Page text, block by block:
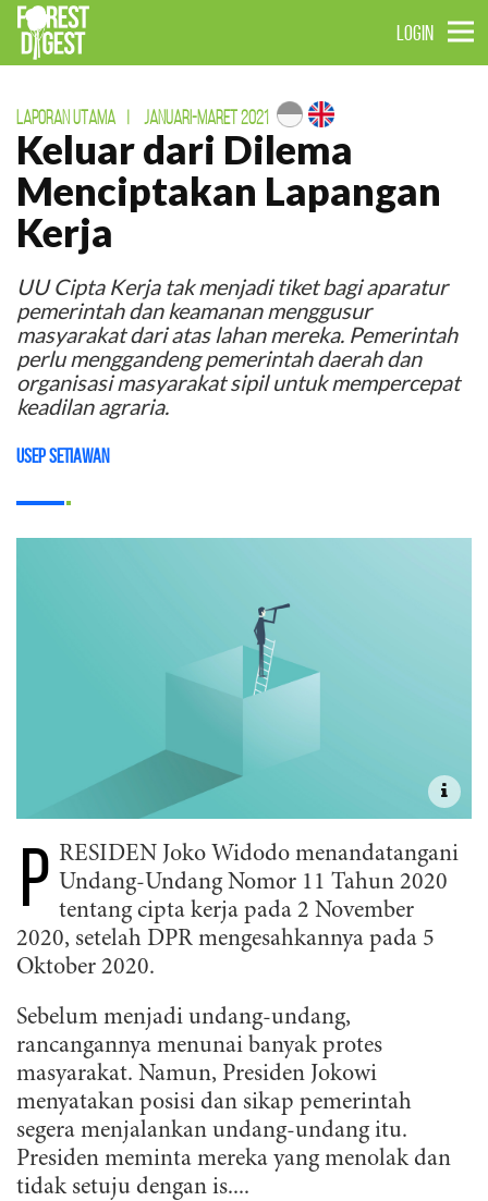
LOGIN
LAPORAN UTAMA JANUARI-MARET 2021
Keluar dari Dilema
Menciptakan Lapangan
Kerja
UU Cipta Kerja tak menjadi tiket bagi aparatur
pemerintah dan keamanan menggusur
masyarakat dari atas lahan mereka. Pemerintah
perlu menggandeng pemerintah daerah dan
organisasi masyarakat sipil untuk mempercepat
keadilan agraria.
Usep Setiawan
P RESIDEN Joko Widodo menandatangani
Undang-Undang Nomor 11 Tahun 2020
tentang cipta kerja pada 2 November
2020, setelah DPR mengesahkannya pada 5
Oktober 2020.
Sebelum menjadi undang-undang,
rancangannya menunai banyak protes
masyarakat. Namun, Presiden Jokowi
menyatakan posisi dan sikap pemerintah
segera menjalankan undang-undang itu.
Presiden meminta mereka yang menolak dan
tidak setuju dengan is....